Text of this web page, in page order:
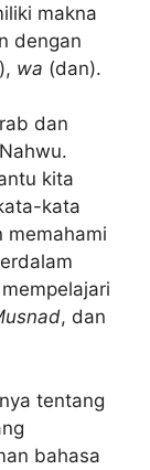
makna
dengan
wa (dan).
dan
kita
kata
memahami
, dan
tentang
bahasa